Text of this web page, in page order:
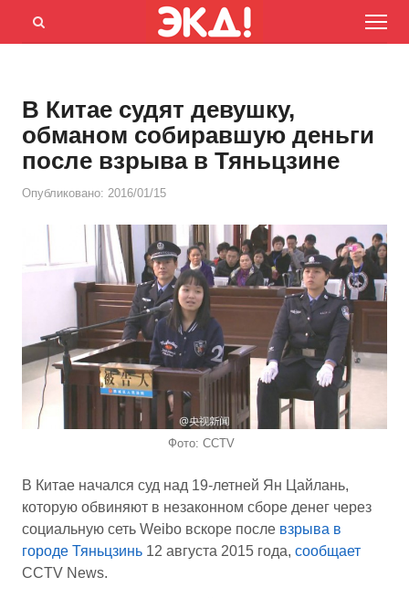
Menu
Открыть
В Китае судят девушку,
обманом собиравшую деньги
после взрыва в Тяньцзине
Опубликовано: 2016/01/15
Фото: CCTV
В Китае начался суд над 19-летней Ян Цайлань,
которую обвиняют в незаконном сборе денег через
социальную сеть Weibo вскоре после взрыва в
городе Тяньцзинь 12 августа 2015 года, сообщает
CCTV News.